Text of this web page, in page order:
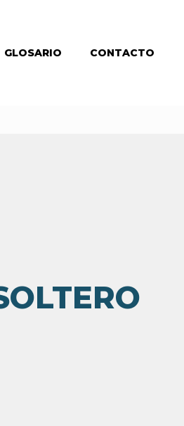
GLOSARIO CONTACTO